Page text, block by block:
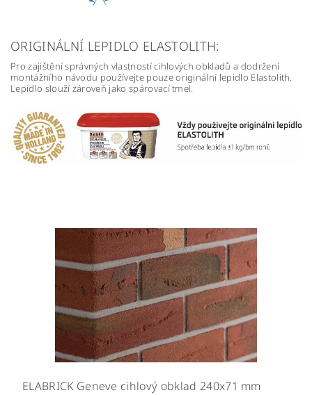
ORIGINÁLNÍ LEPIDLO ELASTOLITH:
Pro zajištění správných vlastností cihlových obkladů a dodržení
montážního návodu používejte pouze originální lepidlo Elastolith.
Lepidlo slouží zároveň jako spárovací tmel.
ELABRICK Geneve cihlový obklad 240x71 mm